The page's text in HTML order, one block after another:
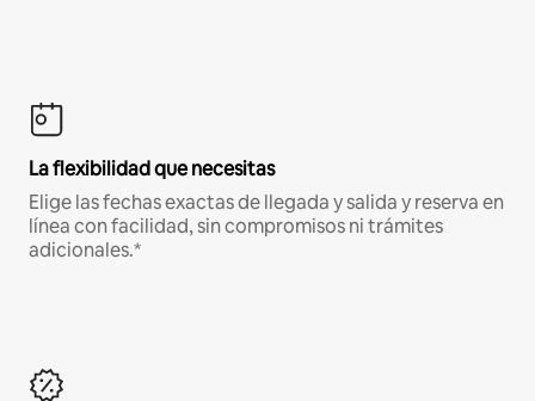
La flexibilidad que necesitas
Elige las fechas exactas de llegada y salida y reserva en
línea con facilidad, sin compromisos ni trámites
adicionales.*